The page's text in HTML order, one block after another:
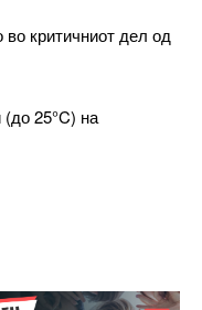
во критичниот дел од
25°C) на